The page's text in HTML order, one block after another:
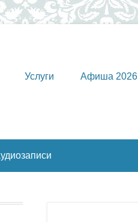
Услуги Афиша 2026